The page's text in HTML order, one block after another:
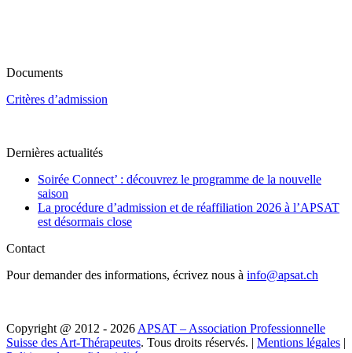
Documents
Critères d’admission
Dernières actualités
Soirée Connect’ : découvrez le programme de la nouvelle
saison
La procédure d’admission et de réaffiliation 2026 à l’APSAT
est désormais close
Contact
Pour demander des informations, écrivez nous à info@apsat.ch
Copyright @ 2012 - 2026 APSAT – Association Professionnelle
Suisse des Art-Thérapeutes. Tous droits réservés. | Mentions légales |